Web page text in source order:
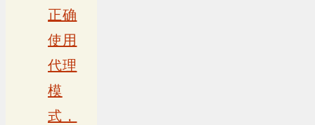
正确
使用
代理
模
式，